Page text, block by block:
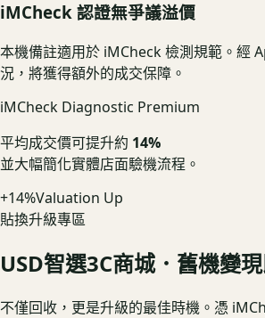
iMCheck 認證無爭議溢價
本機備註適用於 iMCheck 檢測規範。經
況，將獲得額外的成交保障。
iMCheck Diagnostic Premium
平均成交價可提升約 14%
並大幅簡化實體店面驗機流程。
+14%Valuation Up
貼換升級專區
USD智選3C商城．舊機變
不僅回收，更是升級的最佳時機。憑